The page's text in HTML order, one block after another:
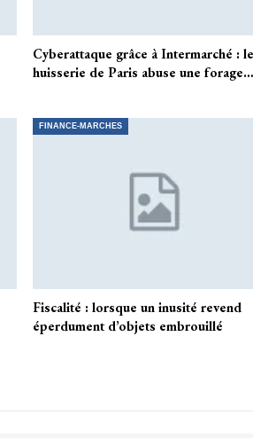
Cyberattaque grâce à Intermarché :
huisserie de Paris abuse une
FINANCE-MARCHES
Fiscalité : lorsque un inusité revend
éperdument d’objets embrouillé